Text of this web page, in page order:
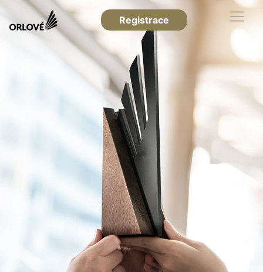
Registrace